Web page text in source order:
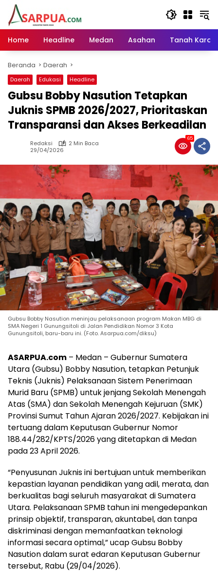
Langsung
konten
Home
Headline Medan Asahan Tanah Karo
Beranda Daerah
Daerah Edukasi Headline
Gubsu Bobby Nasution Tetapkan
Juknis SPMB 2026/2027, Prioritaskan
Transparansi dan Akses Berkeadilan
Redaksi
2 Min Baca
29/04/2026
65
Gubsu Bobby Nasution meninjau pelaksanaan program Makan MBG di
SMA Negeri 1 Gunungsitoli di Jalan Pendidikan Nomor 3 Kota
Gunungsitoli, baru-baru ini. (Foto. Asarpua.com/diksu)
ASARPUA.com – Medan – Gubernur Sumatera
Utara (Gubsu) Bobby Nasution, tetapkan Petunjuk
Teknis (Juknis) Pelaksanaan Sistem Penerimaan
Murid Baru (SPMB) untuk jenjang Sekolah Menengah
Atas (SMA) dan Sekolah Menengah Kejuruan (SMK)
Provinsi Sumut Tahun Ajaran 2026/2027. Kebijakan ini
tertuang dalam Keputusan Gubernur Nomor
188.44/282/KPTS/2026 yang ditetapkan di Medan
pada 23 April 2026.
“Penyusunan Juknis ini bertujuan untuk memberikan
kepastian layanan pendidikan yang adil, merata, dan
berkualitas bagi seluruh masyarakat di Sumatera
Utara. Pelaksanaan SPMB tahun ini mengedepankan
prinsip objektif, transparan, akuntabel, dan tanpa
diskriminasi dengan memanfaatkan teknologi
informasi secara optimal,” ucap Gubsu Bobby
Nasution dalam surat edaran Keputusan Gubernur
tersebut, Rabu (29/04/2026).